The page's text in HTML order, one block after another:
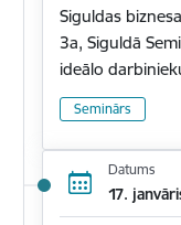
Siguldas
3a, Siguldā
ideālo
Seminārs
Datums
17.